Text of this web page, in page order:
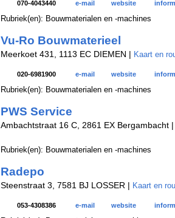
070-4043440 e-mail website
Rubriek(en): Bouwmaterialen en -machines
Vu-Ro Bouwmaterieel
Meerkoet 431, 1113 EC DIEMEN | Kaart en
020-6981900 e-mail website
Rubriek(en): Bouwmaterialen en -machines
PWS Service
Ambachtstraat 16 C, 2861 EX Bergambacht
Rubriek(en): Bouwmaterialen en -machines
Radepo
Steenstraat 3, 7581 BJ LOSSER | Kaart en
053-4308386 e-mail website